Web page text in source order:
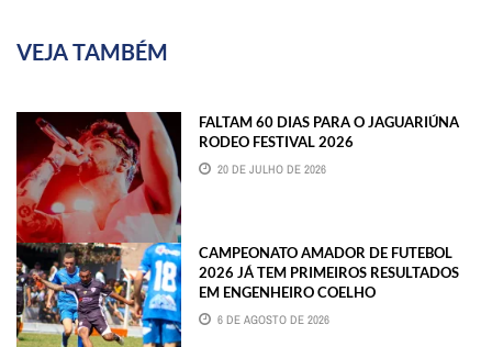
VEJA TAMBÉM
FALTAM 60 DIAS PARA O JAGUARIÚNA
RODEO FESTIVAL 2026
20 DE JULHO DE 2026
CAMPEONATO AMADOR DE FUTEBOL
2026 JÁ TEM PRIMEIROS RESULTADOS
EM ENGENHEIRO COELHO
6 DE AGOSTO DE 2026